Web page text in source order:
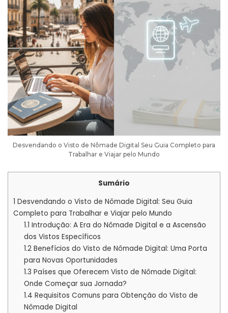
Desvendando o Visto de Nômade Digital Seu Guia Completo para
Trabalhar e Viajar pelo Mundo
Sumário
1 Desvendando o Visto de Nômade Digital: Seu Guia
Completo para Trabalhar e Viajar pelo Mundo
1.1 Introdução: A Era do Nômade Digital e a Ascensão
dos Vistos Específicos
1.2Benefícios do Visto de Nômade Digital: Uma Porta
para Novas Oportunidades
1.3 Países que Oferecem Visto de Nômade Digital:
Onde Começar sua Jornada?
1.4 Requisitos Comuns para Obtenção do Visto de
Nômade Digital